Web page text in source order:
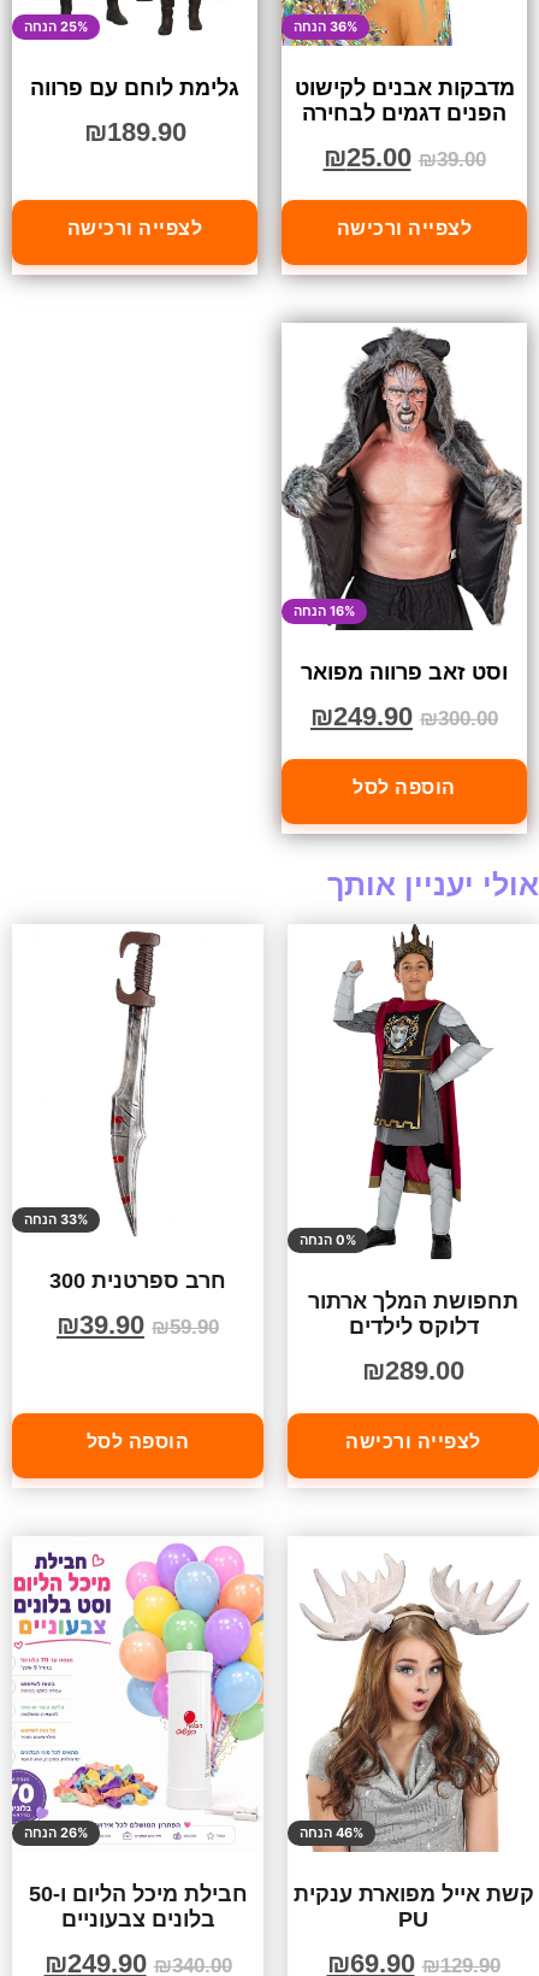
36% הנחה
מדבקות אבנים לקישוט
הפנים דגמים לבחירה
₪39.00
₪25.00
לצפייה ורכישה
25% הנחה
גלימת לוחם עם פרווה
₪189.90
לצפייה ורכישה
16% הנחה
וסט זאב פרווה מפואר
₪300.00
₪249.90
הוספה לסל
אולי יעניין אותך
0% הנחה
תחפושת המלך ארתור
דלוקס לילדים
₪289.00
לצפייה ורכישה
33% הנחה
חרב ספרטנית 300
₪59.90
₪39.90
הוספה לסל
46% הנחה
קשת אייל מפוארת ענקית
PU
₪129.90
₪69.90
26% הנחה
חבילת מיכל הליום ו-50
בלונים צבעוניים
₪340.00
₪249.90